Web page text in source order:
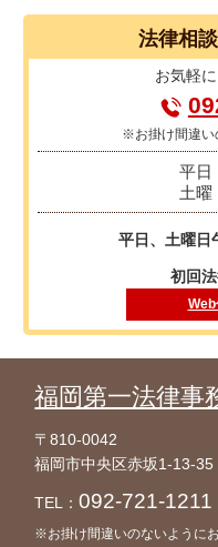
法律相談
お気軽に
※お掛け間違い
平日
土曜
平日、土曜日
初回
Web
福岡第一法律事
〒810-0042
福岡市中央区赤坂1-13-
TEL：092-721-1211
※お掛け間違いのないように